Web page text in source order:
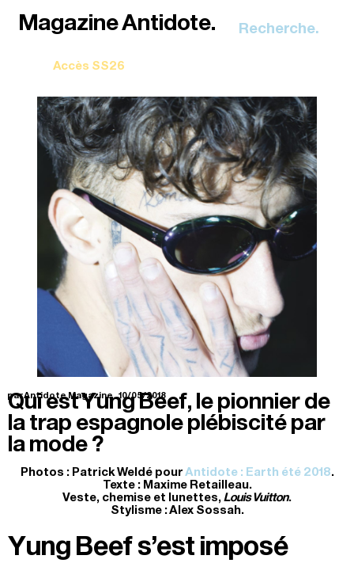
Recherche.
par Antidote Magazine. 10/05/2018
Qui est Yung Beef, le pionnier de
la trap espagnole plébiscité par
la mode ?
Photos : Patrick Weldé pourAntidote : Earth été 2018.
Texte : Maxime Retailleau.
Veste, chemise et lunettes,Louis Vuitton.
Stylisme : Alex Sossah.
Yung Beef s’est imposé